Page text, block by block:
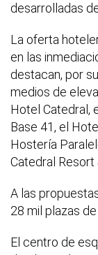
desarrolladas
La oferta
en las
destacan, por
medios de
Hotel Catedral,
Base 41, el
Hostería
Catedral Resort
A las
28 mil plazas
El centro de